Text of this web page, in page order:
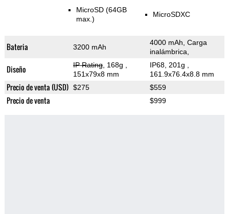
MicroSD (64GB
max.)
MicroSDXC
Bateria 3200 mAh
4000 mAh, Carga
inalámbrica,
Diseño IP Rating, 168g
151x79x8 mm
IP68, 201g
161.9x76.4x8.8 mm
Precio de venta (USD) $275 $559
Precio de venta $999